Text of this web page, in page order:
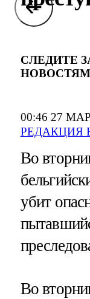
00:46 27
РЕДАКЦИЯ
СЛЕДИТЕ
Во
убит
Во